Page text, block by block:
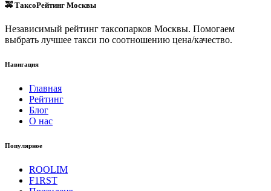
🚕 ТаксоРейтинг Москвы
Независимый рейтинг таксопарков Москвы. Помогаем
выбрать лучшее такси по соотношению цена/качество.
Навигация
Главная
Рейтинг
Блог
О нас
Популярное
ROOLIM
F1RST